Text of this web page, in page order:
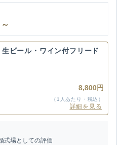
～
ビール・ワイン付フリード
8,800円
（1人あたり・税込）
詳細を見る
式場としての評価